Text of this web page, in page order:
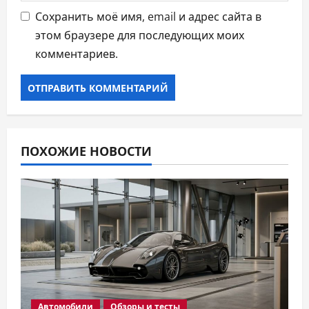
Сохранить моё имя, email и адрес сайта в
этом браузере для последующих моих
комментариев.
ПОХОЖИЕ НОВОСТИ